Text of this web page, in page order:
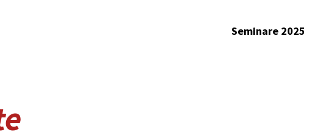
Seminare 2025